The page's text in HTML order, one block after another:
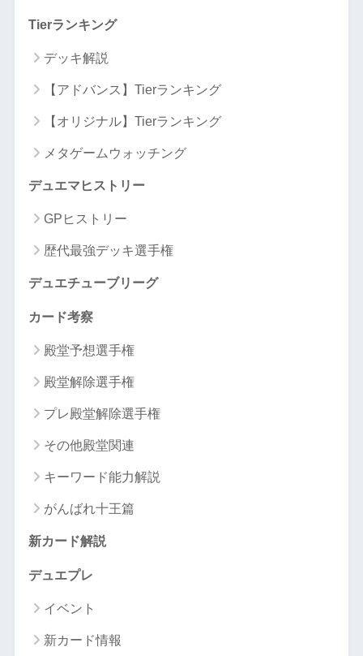
Tierランキング
デッキ解説
【アドバンス】Tierランキング
【オリジナル】Tierランキング
メタゲームウォッチング
デュエマヒストリー
GPヒストリー
歴代最強デッキ選手権
デュエチューブリーグ
カード考察
殿堂予想選手権
殿堂解除選手権
プレ殿堂解除選手権
その他殿堂関連
キーワード能力解説
がんばれ十王篇
新カード解説
デュエプレ
イベント
新カード情報